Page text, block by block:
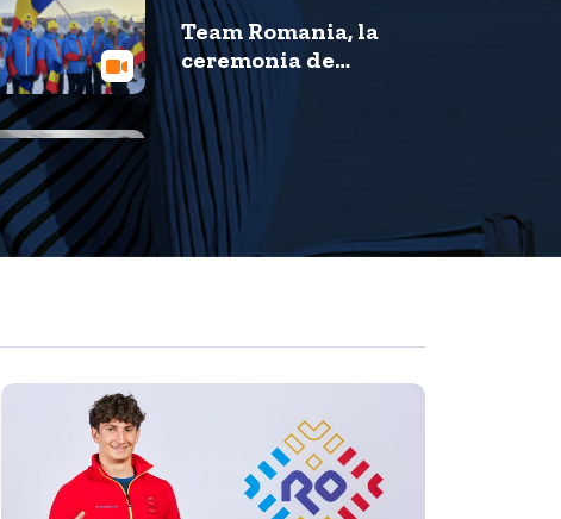
Team Romania, la
ceremonia de
deschidere a FOTE
Bakuriani 2025
FOTE Bakuriani
2025 - Video oficial